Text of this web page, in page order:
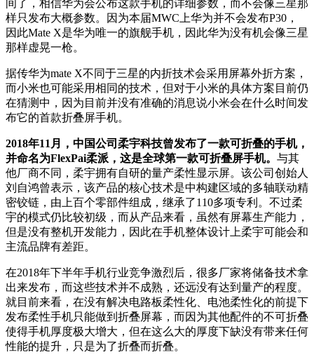
间了，相信华为会公布这款手机的详细参数，而不会像三星那
样只发布大概参数。因为本届MWC上华为并不会发布P30，
因此Mate X是华为唯一的旗舰手机，因此华为没有机会像三星
那样虚晃一枪。
据传华为mate X不同于三星的内折技术会采用屏幕外折方案，
而小米也可能采用相同的技术，但对于小米的具体方案目前仍
在猜测中，因为目前并没有准确的消息说小米会在什么时间发
布它的首款折叠屏手机。
2018年11月，中国公司柔宇科技曾发布了一款可折叠的手机，
并命名为FlexPai柔派，这是全球第一款可折叠屏手机。 与其
他厂商不同，柔宇拥有自研的量产柔性显示屏。该公司创始人
刘自鸿曾表示，该产品的核心技术是中构建区域的多轴联动精
密铰链，由上百个零部件组成，继承了110多项专利。不过柔
宇的模式仍比较初级，而从产品来看，虽然有屏幕生产能力，
但是没有整机开发能力，因此在手机整体设计上柔宇可能会和
主流品牌有差距。
在2018年下半年手机行业竞争激烈后，很多厂家将储备技术拿
出来发布，而这些技术并不成熟，还远没有达到量产的程度。
就目前来看，在没有解决电路板柔性化、电池柔性化的前提下
发布柔性手机只能做到折叠屏幕，而因为其他配件的不可折叠
使得手机厚度极大增大，但在这么大的厚度下缺没有带来任何
性能的提升，只是为了折叠而折叠。